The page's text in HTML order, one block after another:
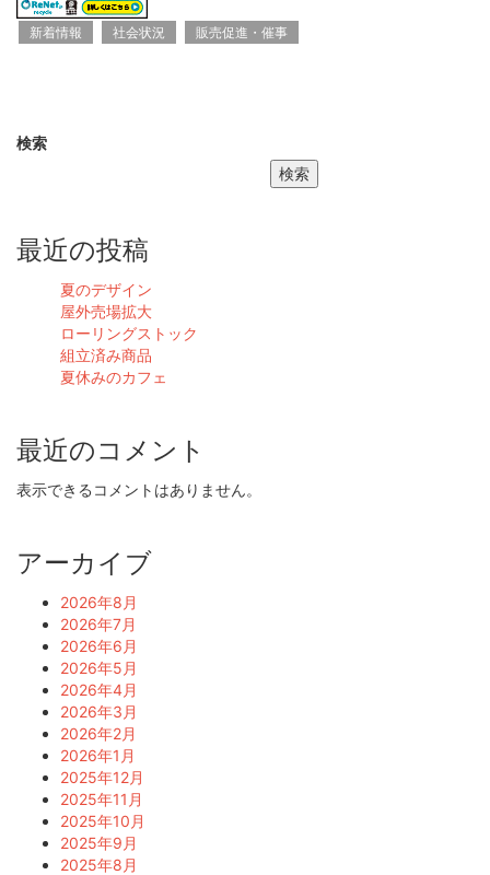
新着情報 社会状況 販売促進・催事
検索
検索
最近の投稿
夏のデザイン
屋外売場拡大
ローリングストック
組立済み商品
夏休みのカフェ
最近のコメント
表示できるコメントはありません。
アーカイブ
2026年8月
2026年7月
2026年6月
2026年5月
2026年4月
2026年3月
2026年2月
2026年1月
2025年12月
2025年11月
2025年10月
2025年9月
2025年8月